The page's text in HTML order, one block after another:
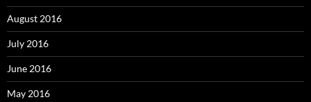
August 2016
July 2016
June 2016
May 2016